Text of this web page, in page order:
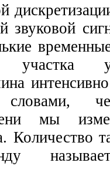
звуковой
мы
Количество